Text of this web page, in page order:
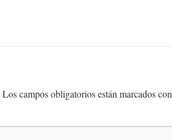
Los campos obligatorios están marcados con